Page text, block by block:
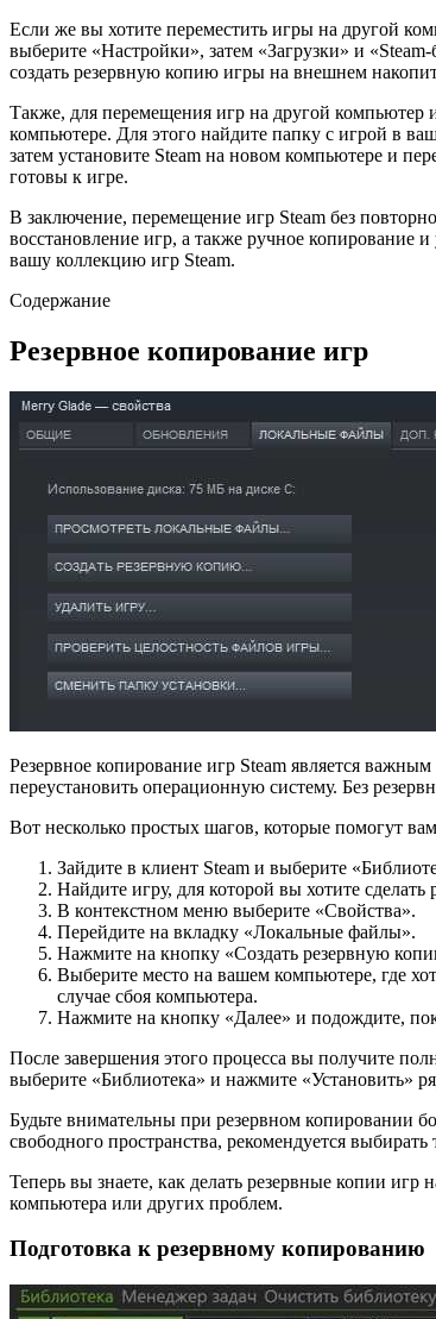
Если же вы хотите переместить игры на другой
выберите «Настройки», затем «Загрузки» и
создать резервную копию игры на внешнем
Также, для перемещения игр на другой компьютер
компьютере. Для этого найдите папку с игрой в
затем установите Steam на новом компьютере и
готовы к игре.
В заключение, перемещение игр Steam без
восстановление игр, а также ручное копирование
вашу коллекцию игр Steam.
Содержание
Резервное копирование игр
Резервное копирование игр Steam является
переустановить операционную систему. Без
Вот несколько простых шагов, которые помогут
Зайдите в клиент Steam и выберите
Найдите игру, для которой вы хотите
В контекстном меню выберите «Свойства».
Перейдите на вкладку «Локальные файлы».
Нажмите на кнопку «Создать резервную
Выберите место на вашем компьютере, где
случае сбоя компьютера.
Нажмите на кнопку «Далее» и подождите,
После завершения этого процесса вы получите
выберите «Библиотека» и нажмите «Установить»
Будьте внимательны при резервном копировании
свободного пространства, рекомендуется
Теперь вы знаете, как делать резервные копии
компьютера или других проблем.
Подготовка к резервному копированию